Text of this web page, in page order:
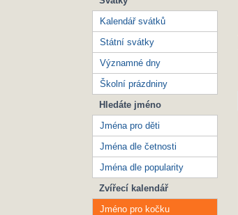
Kalendář svátků
Státní svátky
Významné dny
Školní prázdniny
Hledáte jméno
Jména pro děti
Jména dle četnosti
Jména dle popularity
Zvířecí kalendář
Jméno pro kočku